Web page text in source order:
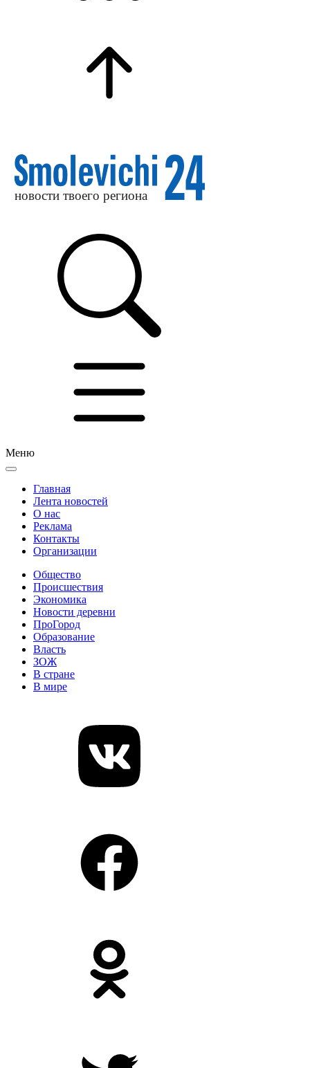
Меню
Главная
Лента новостей
О нас
Реклама
Контакты
Организации
Общество
Происшествия
Экономика
Новости деревни
ПроГород
Образование
Власть
ЗОЖ
В стране
В мире